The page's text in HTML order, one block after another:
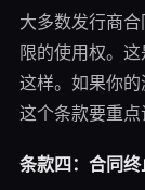
大多数发行商
限的使用权。
这样。如果你的
这个条款要重点
条款四：合同终